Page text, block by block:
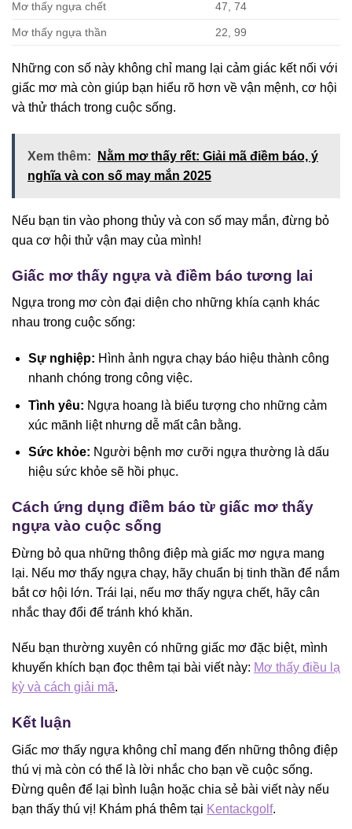
Mơ thấy ngựa chết 47, 74
Mơ thấy ngựa thần 22, 99
Những con số này không chỉ mang lại cảm giác kết nối với
giấc mơ mà còn giúp bạn hiểu rõ hơn về vận mệnh, cơ hội
và thử thách trong cuộc sống.
Xem thêm:
Nằm mơ thấy rết: Giải mã điềm báo, ý
nghĩa và con số may mắn 2025
Nếu bạn tin vào phong thủy và con số may mắn, đừng bỏ
qua cơ hội thử vận may của mình!
Giấc mơ thấy ngựa và điềm báo tương lai
Ngựa trong mơ còn đại diện cho những khía cạnh khác
nhau trong cuộc sống:
Sự nghiệp: Hình ảnh ngựa chạy báo hiệu thành công
nhanh chóng trong công việc.
Tình yêu: Ngựa hoang là biểu tượng cho những cảm
xúc mãnh liệt nhưng dễ mất cân bằng.
Sức khỏe: Người bệnh mơ cưỡi ngựa thường là dấu
hiệu sức khỏe sẽ hồi phục.
Cách ứng dụng điềm báo từ giấc mơ thấy
ngựa vào cuộc sống
Đừng bỏ qua những thông điệp mà giấc mơ ngựa mang
lại. Nếu mơ thấy ngựa chạy, hãy chuẩn bị tinh thần để nắm
bắt cơ hội lớn. Trái lại, nếu mơ thấy ngựa chết, hãy cân
nhắc thay đổi để tránh khó khăn.
Nếu bạn thường xuyên có những giấc mơ đặc biệt, mình
khuyến khích bạn đọc thêm tại bài viết này: Mơ thấy điều lạ
kỳ và cách giải mã.
Kết luận
Giấc mơ thấy ngựa không chỉ mang đến những thông điệp
thú vị mà còn có thể là lời nhắc cho bạn về cuộc sống.
Đừng quên để lại bình luận hoặc chia sẻ bài viết này nếu
bạn thấy thú vị! Khám phá thêm tại Kentackgolf.